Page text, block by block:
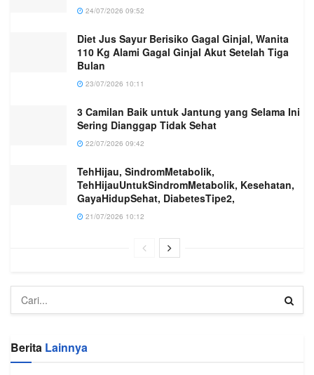
24/07/2026 09:52
Diet Jus Sayur Berisiko Gagal Ginjal, Wanita
110 Kg Alami Gagal Ginjal Akut Setelah Tiga
Bulan
23/07/2026 10:11
3 Camilan Baik untuk Jantung yang Selama Ini
Sering Dianggap Tidak Sehat
22/07/2026 09:42
TehHijau, SindromMetabolik,
TehHijauUntukSindromMetabolik, Kesehatan,
GayaHidupSehat, DiabetesTipe2,
21/07/2026 10:12
Berita Lainnya